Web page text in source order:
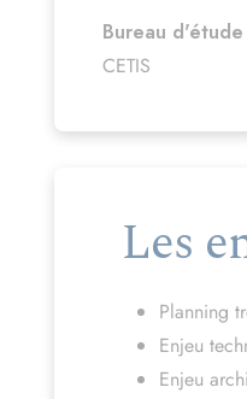
Bureau
CETIS
Les
Planning
Enjeu
Enjeu